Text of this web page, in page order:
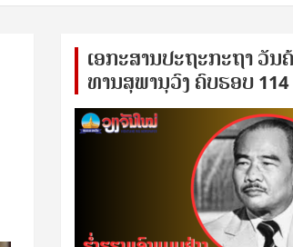
ເອ​ກະ​ສານ​ປະ​ຖະ​ກະ​ຖ​າ ວັນ​
ທານ​ສຸ​ພາ​ນຸ​ວົງ ຄົບ​ຮອບ 114